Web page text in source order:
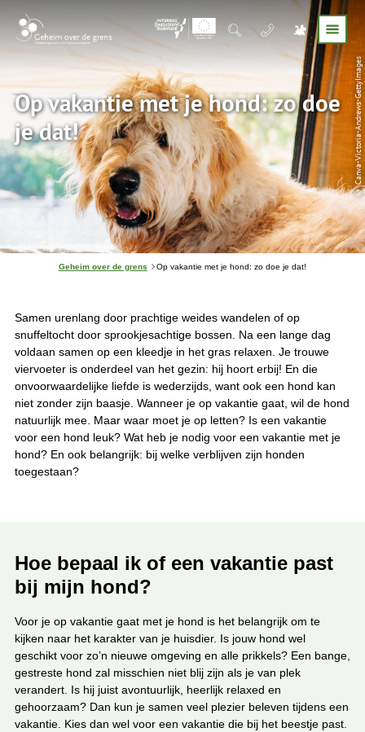
© Canva-Victoria-Andrews-GettyImages
Op vakantie met je hond: zo doe
je dat!
J
v
n
d
e
h
e
r
Geheim over de grens Op vakantie met je hond: zo doe je dat!
Samen urenlang door prachtige weides wandelen of op
snuffeltocht door sprookjesachtige bossen. Na een lange dag
voldaan samen op een kleedje in het gras relaxen. Je trouwe
viervoeter is onderdeel van het gezin: hij hoort erbij! En die
onvoorwaardelijke liefde is wederzijds, want ook een hond kan
niet zonder zijn baasje. Wanneer je op vakantie gaat, wil de hond
natuurlijk mee. Maar waar moet je op letten? Is een vakantie
voor een hond leuk? Wat heb je nodig voor een vakantie met je
hond? En ook belangrijk: bij welke verblijven zijn honden
toegestaan?
Hoe bepaal ik of een vakantie past
bij mijn hond?
Voor je op vakantie gaat met je hond is het belangrijk om te
kijken naar het karakter van je huisdier. Is jouw hond wel
geschikt voor zo’n nieuwe omgeving en alle prikkels? Een bange,
gestreste hond zal misschien niet blij zijn als je van plek
verandert. Is hij juist avontuurlijk, heerlijk relaxed en
gehoorzaam? Dan kun je samen veel plezier beleven tijdens een
vakantie. Kies dan wel voor een vakantie die bij het beestje past.